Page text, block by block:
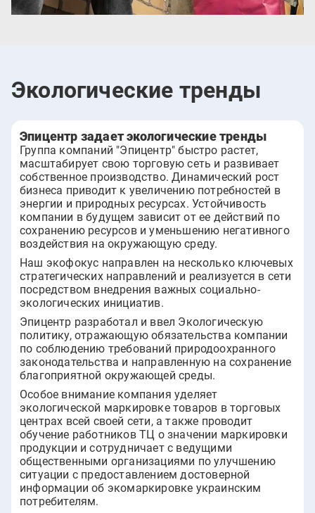
Экологические тренды
Эпицентр задает экологические тренды
Группа компаний "Эпицентр" быстро растет,
масштабирует свою торговую сеть и развивает
собственное производство. Динамический рост
бизнеса приводит к увеличению потребностей в
энергии и природных ресурсах. Устойчивость
компании в будущем зависит от ее действий по
сохранению ресурсов и уменьшению негативного
воздействия на окружающую среду.
Наш экофокус направлен на несколько ключевых
стратегических направлений и реализуется в сети
посредством внедрения важных социально-
экологических инициатив.
Эпицентр разработал и ввел Экологическую
политику, отражающую обязательства компании
по соблюдению требований природоохранного
законодательства и направленную на сохранение
благоприятной окружающей среды.
Особое внимание компания уделяет
экологической маркировке товаров в торговых
центрах всей своей сети, а также проводит
обучение работников ТЦ о значении маркировки
продукции и сотрудничает с ведущими
общественными организациями по улучшению
ситуации с предоставлением достоверной
информации об экомаркировке украинским
потребителям.